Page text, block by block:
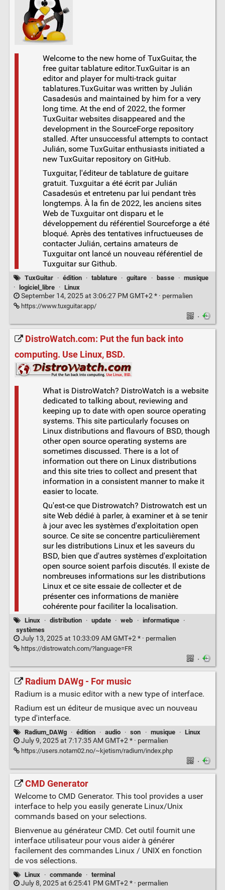
Welcome to the new home of TuxGuitar, the
free guitar tablature editor.TuxGuitar is an
editor and player for multi-track guitar
tablatures.TuxGuitar was written by Julián
Casadesús and maintained by him for a very
long time. At the end of 2022, the former
TuxGuitar websites disappeared and the
development in the SourceForge repository
stalled. After unsuccessful attempts to contact
Julián, some TuxGuitar enthusiasts initiated a
new TuxGuitar repository on GitHub.
Tuxguitar, l'éditeur de tablature de guitare
gratuit. Tuxguitar a été écrit par Julián
Casadesús et entretenu par lui pendant très
longtemps. À la fin de 2022, les anciens sites
Web de Tuxguitar ont disparu et le
développement du référentiel Sourceforge a été
bloqué. Après des tentatives infructueuses de
contacter Julián, certains amateurs de
Tuxguitar ont lancé un nouveau référentiel de
Tuxguitar sur Github.
TuxGuitar · édition · tablature · guitare · basse · musique
· logiciel_libre · Linux
September 14, 2025 at 3:06:27 PM GMT+2 * · permalien
https://www.tuxguitar.app/
·
DistroWatch.com: Put the fun back into
computing. Use Linux, BSD.
What is DistroWatch? DistroWatch is a website
dedicated to talking about, reviewing and
keeping up to date with open source operating
systems. This site particularly focuses on
Linux distributions and flavours of BSD, though
other open source operating systems are
sometimes discussed. There is a lot of
information out there on Linux distributions
and this site tries to collect and present that
information in a consistent manner to make it
easier to locate.
Qu'est-ce que Distrowatch? Distrowatch est un
site Web dédié à parler, à examiner et à se tenir
à jour avec les systèmes d'exploitation open
source. Ce site se concentre particulièrement
sur les distributions Linux et les saveurs du
BSD, bien que d'autres systèmes d'exploitation
open source soient parfois discutés. Il existe de
nombreuses informations sur les distributions
Linux et ce site essaie de collecter et de
présenter ces informations de manière
cohérente pour faciliter la localisation.
Linux · distribution · update · web · informatique
·
systèmes
July 13, 2025 at 10:33:09 AM GMT+2 * · permalien
https://distrowatch.com/?language=FR
·
Radium DAWg - For music
Radium is a music editor with a new type of interface.
Radium est un éditeur de musique avec un nouveau
type d'interface.
Radium_DAWg · édition · audio · son · musique · Linux
July 9, 2025 at 7:17:35 AM GMT+2 * · permalien
https://users.notam02.no/~kjetism/radium/index.php
·
CMD Generator
Welcome to CMD Generator. This tool provides a user
interface to help you easily generate Linux/Unix
commands based on your selections.
Bienvenue au générateur CMD. Cet outil fournit une
interface utilisateur pour vous aider à générer
facilement des commandes Linux / UNIX en fonction
de vos sélections.
Linux · commande · terminal
July 8, 2025 at 6:25:41 PM GMT+2 * · permalien